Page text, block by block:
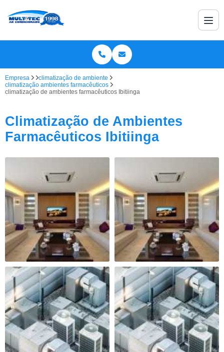
Empresa
climatização de ambiente
climatização ambientes farmacêuticos
climatização de ambientes farmacêuticos Ibitiinga
Climatização de Ambientes
Farmacêuticos Ibitiinga